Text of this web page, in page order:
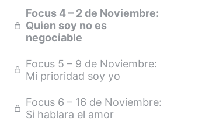
Focus 4 – 2 de Noviembre:
Quien soy no es
negociable
Focus 5 – 9 de Noviembre:
Mi prioridad soy yo
Focus 6 – 16 de Noviembre:
Si hablara el amor